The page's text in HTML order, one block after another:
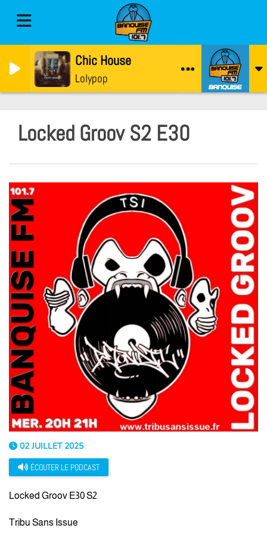
Chic House
Lolypop
Locked Groov S2 E30
02 JUILLET 2025
ÉCOUTER LE PODCAST
Locked Groov E30 S2
Tribu Sans Issue